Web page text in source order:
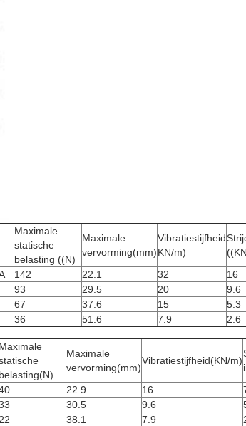
Maximale
statische
belasting ((N)
Maximale
vervorming(mm)
Vibratiestijfheid
KN/m)
142 22.1 32
16
93 29.5 20
9.6
67 37.6 15
5.3
36 51.6 7.9
2.6
Maximale
belasting(N)
Maximale
vervorming(mm)
Vibratiestijfheid(KN/m)
22.9 16
30.5 9.6
22 38.1 7.9